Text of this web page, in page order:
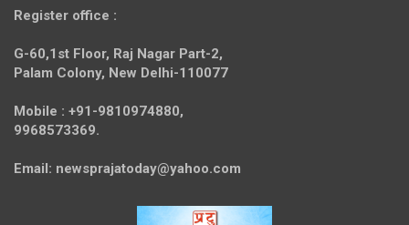
Register office :
G-60,1st Floor, Raj Nagar Part-2,
Palam Colony, New Delhi-110077
Mobile : +91-9810974880,
9968573369.
Email: newsprajatoday@yahoo.com